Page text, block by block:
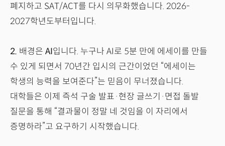
폐지하고 SAT/ACT를 다시 의무화했습니다. 2026-
2027학년도부터입니다.
2. 배경은 AI입니다. 누구나 AI로 5분 만에 에세이를 만들
수 있게 되면서 70년간 입시의 근간이었던 “에세이는
학생의 능력을 보여준다”는 믿음이 무너졌습니다.
대학들은 이제 즉석 구술 발표·현장 글쓰기·면접 돌발
질문을 통해 “결과물이 정말 네 것임을 이 자리에서
증명하라”고 요구하기 시작했습니다.